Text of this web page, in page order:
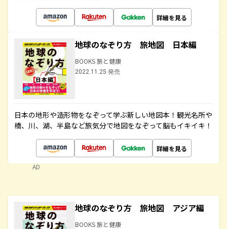
詳細を見る
地球のなぞり方 旅地図 日本編
BOOKS 旅と健康
2022.11.25 発売
日本の地形や造形物をなぞって学ぶ新しい地図本！観光名所や
橋、川、湖、半島など旅気分で地図をなぞって脳もイキイキ！
詳細を見る
AD
地球のなぞり方 旅地図 アジア編
BOOKS 旅と健康